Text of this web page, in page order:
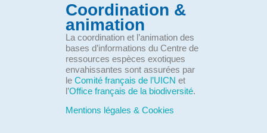
Coordination &
animation
La coordination et l’animation des
bases d’informations du Centre de
ressources espèces exotiques
envahissantes sont assurées par
le Comité français de l’UICN et
l’Office français de la biodiversité.
Mentions légales & Cookies